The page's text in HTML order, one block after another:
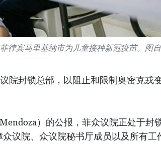
律宾马里基纳市为儿童接种新冠疫苗。图
院封锁总部，以阻止和限制奥密克戎
）的公报，菲众议院正处于封
议院、众议院秘书厅成员以及所有工